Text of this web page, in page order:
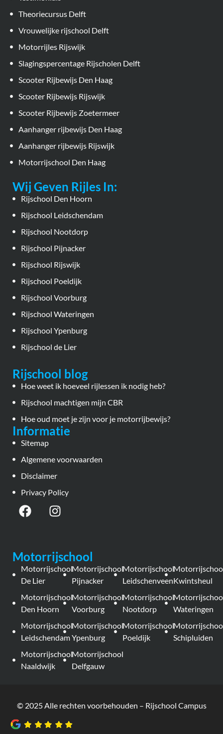
Theoriecursus Delft
Vrouwelijke rijschool Delft
Motorrijles Rijswijk
Slagingspercentage Rijscholen Delft
Scooter Rijbewijs Den Haag
Scooter Rijbewijs Rijswijk
Scooter Rijbewijs Zoetermeer
Aanhanger rijbewijs Den Haag
Aanhanger rijbewijs Rijswijk
Motorrijschool Den Haag
Wij Geven Rijles In:
Rijschool Den Hoorn
Rijschool Leidschendam
Rijschool Nootdorp
Rijschool Pijnacker
Rijschool Rijswijk
Rijschool Poeldijk
Rijschool Voorburg
Rijschool Wateringen
Rijschool Ypenburg
Rijschool de Lier
Rijschool blog
Hoe weet ik hoeveel rijlessen ik nodig heb?
Rijschool machtigen mijn CBR
Hoe oud moet je zijn voor je motorrijbewijs?
Informatie
Sitemap
Algemene voorwaarden
Disclaimer
Privacy Policy
Motorrijschool
Motorrijschool
De Lier
Motorrijschool
Den Hoorn
Motorrijschool
Leidschendam
Motorrijschool
Naaldwijk
Motorrijschool
Pijnacker
Motorrijschool
Voorburg
Motorrijschool
Ypenburg
Motorrijschool
Delfgauw
Motorrijschool
Leidschenveen
Motorrijschool
Nootdorp
Motorrijschool
Poeldijk
Kwintsheul
Wateringen
Schipluiden
© 2025 Alle rechten voorbehouden – Rijschool Campus